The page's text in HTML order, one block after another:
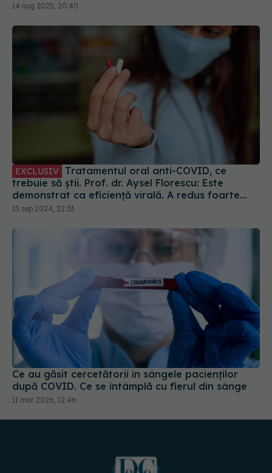
14 aug 2025, 20:40
EXCLUSIV
trebuie să știi. Prof. dr. Aysel Florescu: Este
demonstrat ca eficiență virală. A redus foarte
mult riscul de spitalizare
15 sep 2024, 22:33
Ce au găsit cercetătorii în sângele pacienților
după COVID. Ce se întâmplă cu fierul din sânge
11 mar 2026, 12:46